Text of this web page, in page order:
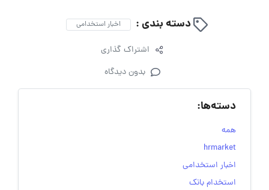
دسته بندی : اخبار استخدامی
اشتراک گذاری
بدون دیدگاه
دسته‌ها:
همه
hrmarket
اخبار استخدامی
استخدام بانک